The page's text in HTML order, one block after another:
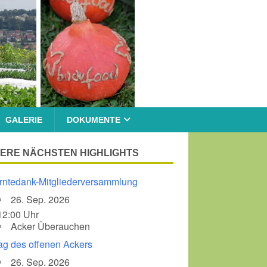
GALERIE DOKUMENTE
NÄCHSTEN HIGHLIGHTS
Mitgliederversammlung
26. Sep. 2026
Uhr
Acker Überauchen
des offenen Ackers
26. Sep. 2026